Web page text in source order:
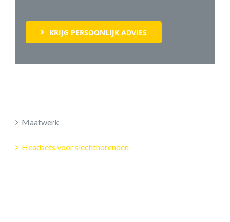
KRIJG PERSOONLIJK ADVIES
Maatwerk
Headsets voor slechthorenden